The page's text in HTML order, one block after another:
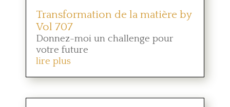
Transformation de la matière by
Vol 707
Donnez-moi un challenge pour
votre future
lire plus